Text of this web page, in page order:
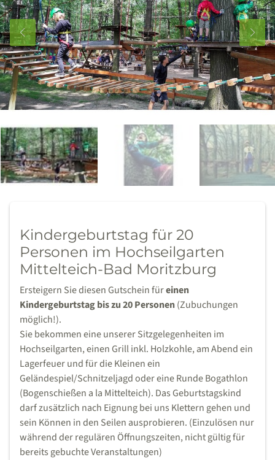
Kindergeburtstag für 20
Personen im Hochseilgarten
Mittelteich-Bad Moritzburg
Ersteigern Sie diesen Gutschein füreinen
Kindergeburtstag bis zu 20 Personen(Zubuchungen
möglich!).
Sie bekommen eine unserer Sitzgelegenheiten im
Hochseilgarten, einen Grill inkl. Holzkohle, am Abend ein
Lagerfeuer und für die Kleinen ein
Geländespiel/Schnitzeljagd oder eine Runde Bogathlon
(Bogenschießen a la Mittelteich). Das Geburtstagskind
darf zusätzlich nach Eignung bei uns Klettern gehen und
sein Können in den Seilen ausprobieren. (Einzulösen nur
während der regulären Öffnungszeiten, nicht gültig für
bereits gebuchte Veranstaltungen)